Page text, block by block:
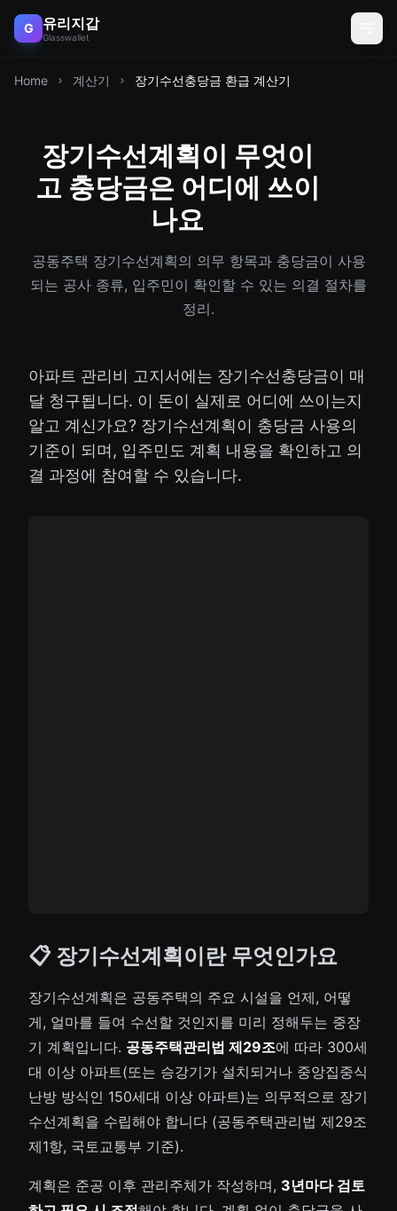
G 유리지갑
Glasswallet
Home 계산기 장기수선충당금 환급 계산기
장기수선계획이 무엇이
고 충당금은 어디에 쓰이
나요
공동주택 장기수선계획의 의무 항목과 충당금이 사용
되는 공사 종류, 입주민이 확인할 수 있는 의결 절차를
정리.
아파트 관리비 고지서에는 장기수선충당금이 매
달 청구됩니다. 이 돈이 실제로 어디에 쓰이는지
알고 계신가요? 장기수선계획이 충당금 사용의
기준이 되며, 입주민도 계획 내용을 확인하고 의
결 과정에 참여할 수 있습니다.
📋 장기수선계획이란 무엇인가요
장기수선계획은 공동주택의 주요 시설을 언제, 어떻
게, 얼마를 들여 수선할 것인지를 미리 정해두는 중장
기 계획입니다. 공동주택관리법 제29조에 따라 300세
대 이상 아파트(또는 승강기가 설치되거나 중앙집중식
난방 방식인 150세대 이상 아파트)는 의무적으로 장기
수선계획을 수립해야 합니다 (공동주택관리법 제29조
제1항, 국토교통부 기준).
계획은 준공 이후 관리주체가 작성하며, 3년마다 검토